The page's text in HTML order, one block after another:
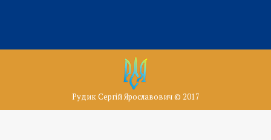
Рудик Сергій Ярославович © 2017